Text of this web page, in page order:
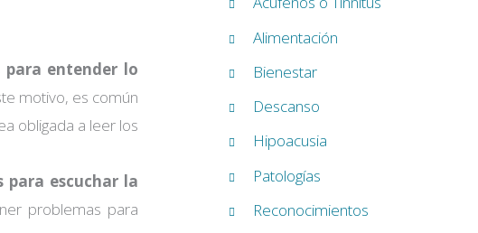
para entender lo
motivo, es común
obligada a leer los
escuchar la
problemas para
Alimentación
Bienestar
Descanso
Hipoacusia
Patologías
Reconocimientos